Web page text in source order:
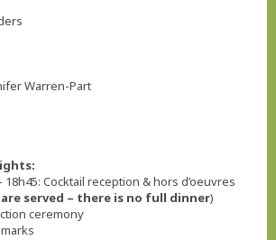
Warren-Part
18h45: Cocktail reception & hors d’oeuvres
served – there is no full dinner)
ceremony